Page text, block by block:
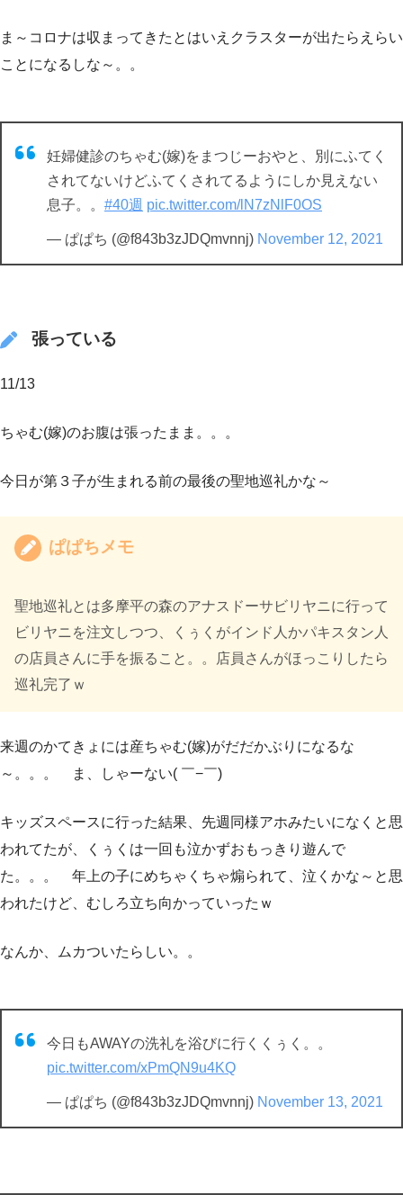
ま～コロナは収まってきたとはいえクラスターが出たらえらい
ことになるしな～。。
妊婦健診のちゃむ(嫁)をまつじーおやと、別にふてく
されてないけどふてくされてるようにしか見えない
息子。。 #40週 pic.twitter.com/lN7zNlF0OS
— ぱぱち (@f843b3zJDQmvnnj) November 12, 2021
張っている
11/13
ちゃむ(嫁)のお腹は張ったまま。。。
今日が第３子が生まれる前の最後の聖地巡礼かな～
ぱぱちメモ
聖地巡礼とは多摩平の森のアナスドーサビリヤニに行って
ビリヤニを注文しつつ、くぅくがインド人かパキスタン人
の店員さんに手を振ること。。店員さんがほっこりしたら
巡礼完了ｗ
来週のかてきょには産ちゃむ(嫁)がだだかぶりになるな
～。。。 ま、しゃーない( ￣−￣)
キッズスペースに行った結果、先週同様アホみたいになくと思
われてたが、くぅくは一回も泣かずおもっきり遊んで
た。。。 年上の子にめちゃくちゃ煽られて、泣くかな～と思
われたけど、むしろ立ち向かっていったｗ
なんか、ムカついたらしい。。
今日もAWAYの洗礼を浴びに行くくぅく。。
pic.twitter.com/xPmQN9u4KQ
— ぱぱち (@f843b3zJDQmvnnj) November 13, 2021